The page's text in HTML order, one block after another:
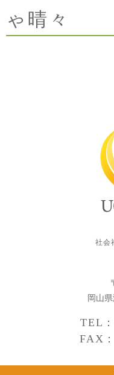
ゃ晴々
社会
岡山
TEL
FAX